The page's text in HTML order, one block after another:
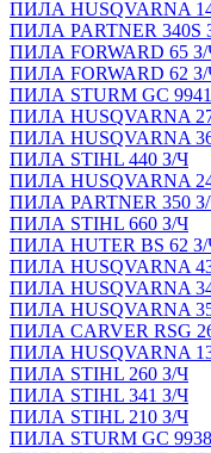
ПИЛА HUSQVARNA
ПИЛА PARTNER 340S
ПИЛА FORWARD 65
ПИЛА FORWARD 62
ПИЛА STURM GC
ПИЛА HUSQVARNA
ПИЛА HUSQVARNA
ПИЛА STIHL 440 З/Ч
ПИЛА HUSQVARNA
ПИЛА PARTNER 350
ПИЛА STIHL 660 З/Ч
ПИЛА HUTER BS 62
ПИЛА HUSQVARNA
ПИЛА HUSQVARNA
ПИЛА HUSQVARNA
ПИЛА CARVER RSG
ПИЛА HUSQVARNA
ПИЛА STIHL 260 З/Ч
ПИЛА STIHL 341 З/Ч
ПИЛА STIHL 210 З/Ч
ПИЛА STURM GC